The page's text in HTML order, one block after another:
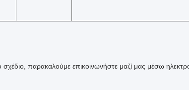
παρακαλούμε επικοινωνήστε μαζί μας μέσω